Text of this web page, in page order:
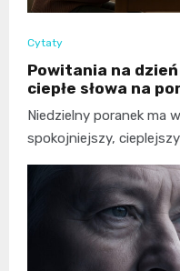
Cytaty
Powitania na
ciepłe słowa na
Niedzielny poranek ma
spokojniejszy,